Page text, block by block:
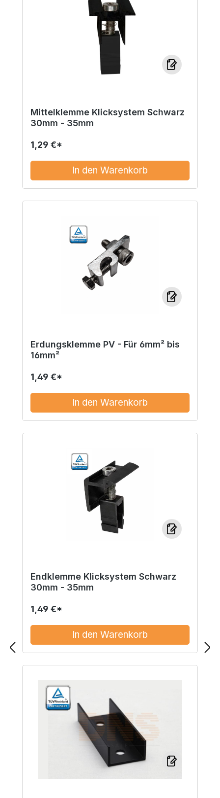
Mittelklemme Klicksystem Schwarz
30mm - 35mm
1,29 €*
In den Warenkorb
Erdungsklemme PV - Für 6mm² bis
16mm²
1,49 €*
In den Warenkorb
Endklemme Klicksystem Schwarz
30mm - 35mm
1,49 €*
In den Warenkorb